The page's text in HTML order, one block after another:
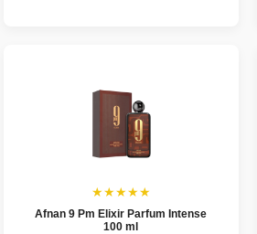
★★★★★
Afnan 9 Pm Elixir Parfum Intense
100 ml